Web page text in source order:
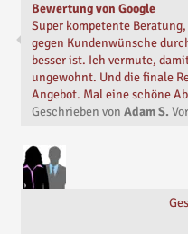
Bewertung von Google
Super kompetente
gegen Kundenwünsche
besser ist. Ich vermute,
ungewohnt. Und die finale
Angebot. Mal eine schöne
Geschrieben von Adam S. Vor